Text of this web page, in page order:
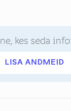
kes seda
LISA ANDMEID